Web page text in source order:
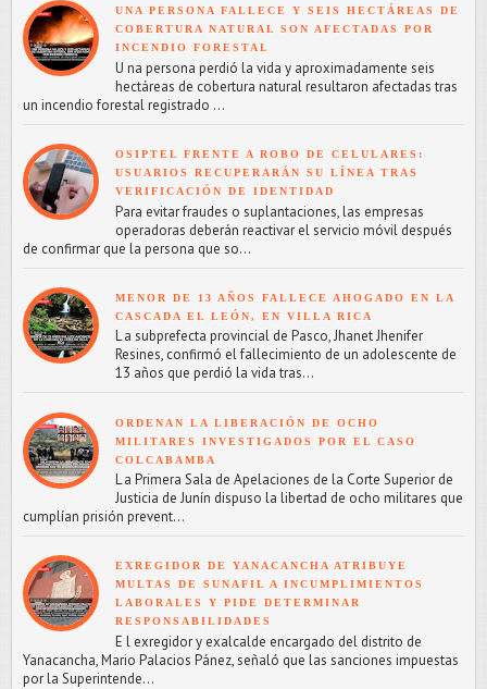
UNA PERSONA FALLECE Y SEIS HECTÁREAS DE
COBERTURA NATURAL SON AFECTADAS POR
INCENDIO FORESTAL
U na persona perdió la vida y aproximadamente seis
hectáreas de cobertura natural resultaron afectadas tras
un incendio forestal registrado ...
OSIPTEL FRENTE A ROBO DE CELULARES:
USUARIOS RECUPERARÁN SU LÍNEA TRAS
VERIFICACIÓN DE IDENTIDAD
Para evitar fraudes o suplantaciones, las empresas
operadoras deberán reactivar el servicio móvil después
de confirmar que la persona que so...
MENOR DE 13 AÑOS FALLECE AHOGADO EN LA
CASCADA EL LEÓN, EN VILLA RICA
L a subprefecta provincial de Pasco, Jhanet Jhenifer
Resines, confirmó el fallecimiento de un adolescente de
13 años que perdió la vida tras...
ORDENAN LA LIBERACIÓN DE OCHO
MILITARES INVESTIGADOS POR EL CASO
COLCABAMBA
L a Primera Sala de Apelaciones de la Corte Superior de
Justicia de Junín dispuso la libertad de ocho militares que
cumplían prisión prevent...
EXREGIDOR DE YANACANCHA ATRIBUYE
MULTAS DE SUNAFIL A INCUMPLIMIENTOS
LABORALES Y PIDE DETERMINAR
RESPONSABILIDADES
E l exregidor y exalcalde encargado del distrito de
Yanacancha, Mario Palacios Pánez, señaló que las sanciones impuestas
por la Superintende...